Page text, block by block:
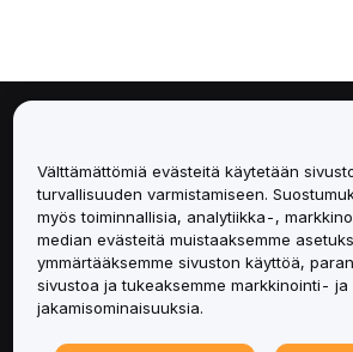
Palvelut
Tuki
Tuotteet
Välttämättömiä evästeitä käytetään
turvallisuuden varmistamiseen.
myös toiminnallisia, analytiikka-,
median evästeitä muistaaksemme
ymmärtääksemme sivuston käyttöä,
sivustoa ja tukeaksemme markkinointi- ja
jakamisominaisuuksia.